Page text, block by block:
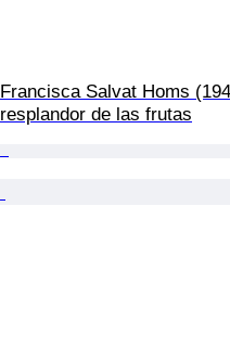
Francisca Salvat Homs
resplandor de las frutas